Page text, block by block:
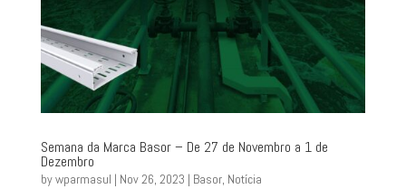
Semana da Marca Basor – De 27 de Novembro a 1 de
Dezembro
bywparmasul | Nov 26, 2023 | Basor, Notícia